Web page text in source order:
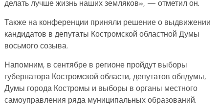
делать лучше жизнь наших земляков», — отметил он.
Также на конференции приняли решение о выдвижении
кандидатов в депутаты Костромской областной Думы
восьмого созыва.
Напомним, в сентябре в регионе пройдут выборы
губернатора Костромской области, депутатов облдумы,
Думы города Костромы и выборы в органы местного
самоуправления ряда муниципальных образований.